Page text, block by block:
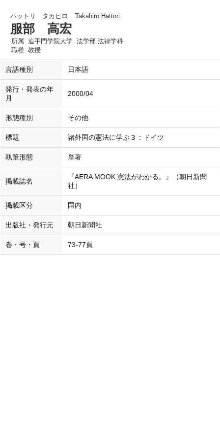
ハットリ タカヒロ Takahiro Hattori
服部 高宏
所属 追手門学院大学 法学部 法律学科
職種 教授
言語種別 日本語
発行・発表の年
月
2000/04
形態種別 その他
標題 諸外国の憲法に学ぶ３：ドイツ
執筆形態 単著
掲載誌名
『AERA MOOK 憲法がわかる。』（朝日新聞
社）
掲載区分 国内
出版社・発行元 朝日新聞社
巻・号・頁 73-77頁